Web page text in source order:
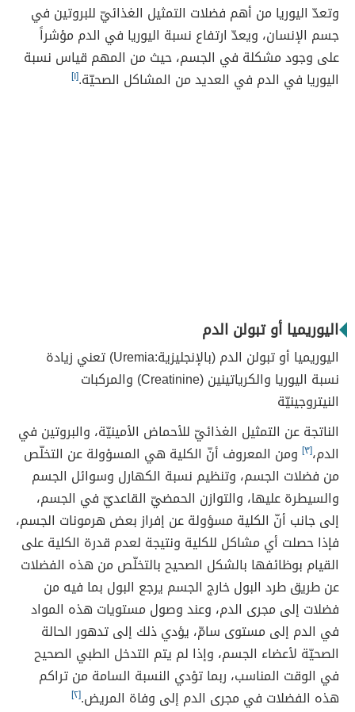
وتعدّ اليوريا من أهم فضلات التمثيل الغذائيّ للبروتين في
جسم الإنسان، ويعدّ ارتفاع نسبة اليوريا في الدم مؤشراً
على وجود مشكلة في الجسم، حيث من المهم قياس نسبة
اليوريا في الدم في العديد من المشاكل الصحيّة.[١]
اليوريميا أو تبولن الدم
اليوريميا أو تبولن الدم (بالإنجليزية:Uremia) تعني زيادة
نسبة اليوريا والكرياتينين (Creatinine) والمركبات
النيتروجينيّة
الناتجة عن التمثيل الغذائيّ للأحماض الأمينيّة، والبروتين في
الدم،[٣]
ومن المعروف أنّ الكلية هي المسؤولة عن التخلّص
من فضلات الجسم، وتنظيم نسبة الكهارل وسوائل الجسم
والسيطرة عليها، والتوازن الحمضيّ القاعديّ في الجسم،
إلى جانب أنّ الكلية مسؤولة عن إفراز بعض هرمونات الجسم،
فإذا حصلت أي مشاكل للكلية ونتيجة لعدم قدرة الكلية على
القيام بوظائفها بالشكل الصحيح بالتخلّص من هذه الفضلات
عن طريق طرد البول خارج الجسم يرجع البول بما فيه من
فضلات إلى مجرى الدم، وعند وصول مستويات هذه المواد
في الدم إلى مستوى سامّ، يؤدي ذلك إلى تدهور الحالة
الصحيّة لأعضاء الجسم، وإذا لم يتم التدخل الطبي الصحيح
في الوقت المناسب، ربما تؤدي النسبة السامة من تراكم
هذه الفضلات في مجرى الدم إلى وفاة المريض.[٢]